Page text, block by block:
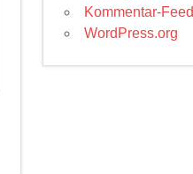
Kommentar-Feed
WordPress.org